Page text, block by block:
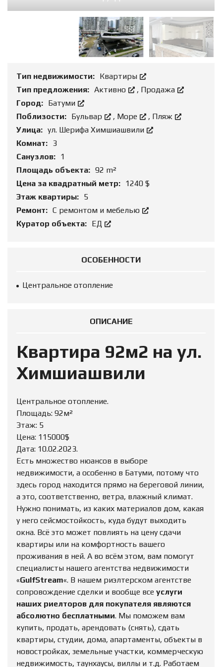
Тип недвижимости: Квартиры
Тип предложения: Активно , Продажа
Город: Батуми
Поблизости: Бульвар , Море , Пляж
Улица: ул. Шерифа Химшиашвили
Комнат: 3
Санузлов: 1
Площадь объекта: 92 m²
Цена за квадратный метр: 1240 $
Этаж квартиры: 5
Ремонт: С ремонтом и мебелью
Куратор объекта: ЕД
ОСОБЕННОСТИ
Центральное отопление
ОПИСАНИЕ
Квартира 92м2 на ул.
Химшиашвили
Центральное отопление.
Площадь: 92м²
Этаж: 5
Цена: 115000$
Дата: 10.02.2023.
Есть множество нюансов в выборе
недвижимости, а особенно в Батуми, потому что
здесь город находится прямо на береговой линии,
а это, соответственно, ветра, влажный климат.
Нужно понимать, из каких материалов дом, какая
у него сейсмостойкость, куда будут выходить
окна. Всё это может повлиять на цену сдачи
квартиры или на комфортность вашего
проживания в ней. А во всём этом, вам помогут
специалисты нашего агентства недвижимости
«GulfStream«. В нашем риэлтерском агентстве
сопровождение сделки и вообще все услуги
наших риелторов для покупателя являются
абсолютно бесплатными. Мы поможем вам
купить, продать, арендовать (снять), сдать
квартиры, студии, дома, апартаменты, объекты в
новостройках, земельные участки, коммерческую
недвижимость, таунхаусы, виллы и т.д. Работаем